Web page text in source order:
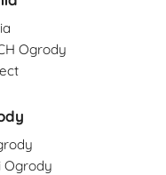
Ogrody
Ogrody